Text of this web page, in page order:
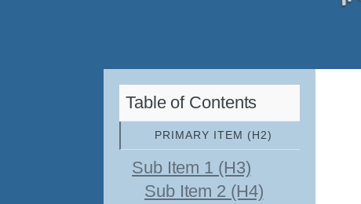
Table of Contents
PRIMARY ITEM (H2)
Sub Item 1 (H3)
Sub Item 2 (H4)